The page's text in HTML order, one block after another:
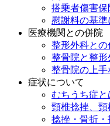
搭乗者傷害
慰謝料の基準
医療機関との併院
整形外科との
整骨院と整形
整骨院の上手
症状について
むちうち症と
頸椎捻挫、頸
捻挫・骨折・